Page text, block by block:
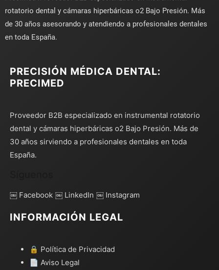
rotatorio dental y cámaras hiperbáricas o2 Bajo Presión. Más
de 30 años asesorando y atendiendo a profesionales dentales
en toda España.
PRECISIÓN MÉDICA DENTAL:
PRECIMED
Proveedor B2B especializado en instrumental rotatorio
dental y cámaras hiperbáricas o2 Bajo Presión. Más de
30 años sirviendo a profesionales dentales en toda
España.
￼ Facebook ￼ LinkedIn ￼ Instagram
INFORMACIÓN LEGAL
🔒 Política de Privacidad
📄 Aviso Legal